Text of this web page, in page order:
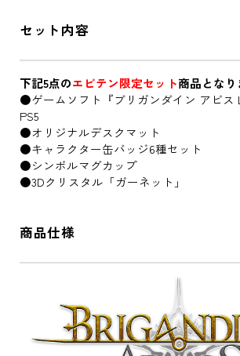
セット内容
下記5点のエビテン限定セット商品となり
●ゲームソフト『ブリガンダイン アビス
PS5
●オリジナルデスクマット
●キャラクター缶バッジ6種セット
●シンボルマグカップ
●3Dクリスタル「ガーネット」
商品仕様